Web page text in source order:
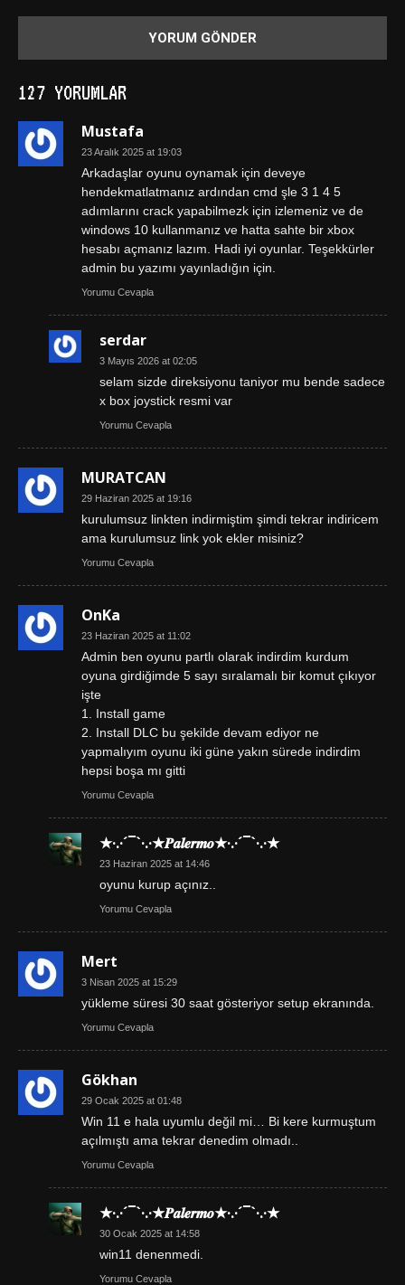
127 YORUMLAR
Mustafa
23 Aralık 2025 at 19:03
Arkadaşlar oyunu oynamak için deveye
hendekmatlatmanız ardından cmd şle 3 1 4 5
adımlarını crack yapabilmezk için izlemeniz ve de
windows 10 kullanmanız ve hatta sahte bir xbox
hesabı açmanız lazım. Hadi iyi oyunlar. Teşekkürler
admin bu yazımı yayınladığın için.
Yorumu Cevapla
serdar
3 Mayıs 2026 at 02:05
selam sizde direksiyonu taniyor mu bende sadece
x box joystick resmi var
Yorumu Cevapla
MURATCAN
29 Haziran 2025 at 19:16
kurulumsuz linkten indirmiştim şimdi tekrar indiricem
ama kurulumsuz link yok ekler misiniz?
Yorumu Cevapla
OnKa
23 Haziran 2025 at 11:02
Admin ben oyunu partlı olarak indirdim kurdum
oyuna girdiğimde 5 sayı sıralamalı bir komut çıkıyor
işte
1. Install game
2. Install DLC bu şekilde devam ediyor ne
yapmalıyım oyunu iki güne yakın sürede indirdim
hepsi boşa mı gitti
Yorumu Cevapla
★·.·´¯`·.·★𝑷𝒂𝒍𝒆𝒓𝒎𝒐★·.·´¯`·.·★
23 Haziran 2025 at 14:46
oyunu kurup açınız..
Yorumu Cevapla
Mert
3 Nisan 2025 at 15:29
yükleme süresi 30 saat gösteriyor setup ekranında.
Yorumu Cevapla
Gökhan
29 Ocak 2025 at 01:48
Win 11 e hala uyumlu değil mi… Bi kere kurmuştum
açılmıştı ama tekrar denedim olmadı..
Yorumu Cevapla
★·.·´¯`·.·★𝑷𝒂𝒍𝒆𝒓𝒎𝒐★·.·´¯`·.·★
30 Ocak 2025 at 14:58
win11 denenmedi.
Yorumu Cevapla